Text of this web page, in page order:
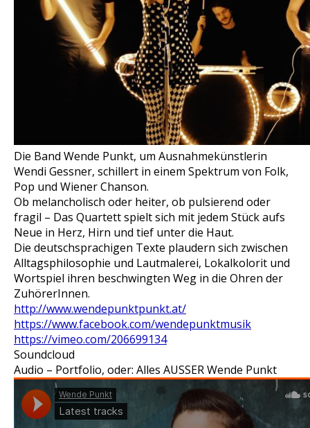
Die Band Wende Punkt, um Ausnahmekünstlerin
Wendi Gessner, schillert in einem Spektrum von Folk,
Pop und Wiener Chanson.
Ob melancholisch oder heiter, ob pulsierend oder
fragil – Das Quartett spielt sich mit jedem Stück aufs
Neue in Herz, Hirn und tief unter die Haut.
Die deutschsprachigen Texte plaudern sich zwischen
Alltagsphilosophie und Lautmalerei, Lokalkolorit und
Wortspiel ihren beschwingten Weg in die Ohren der
ZuhörerInnen.
http://www.wendepunktpunkt.at/
https://www.facebook.com/wendepunktmusik
https://vimeo.com/206699134
Soundcloud
Audio – Portfolio, oder: Alles AUSSER Wende Punkt